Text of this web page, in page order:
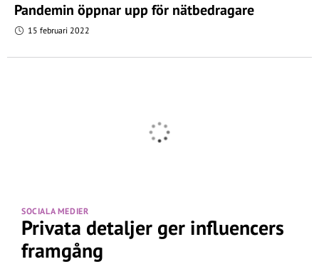
Pandemin öppnar upp för nätbedragare
15 februari 2022
SOCIALA MEDIER
Privata detaljer ger influencers
framgång